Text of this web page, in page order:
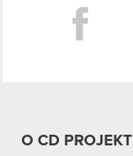
O CD PROJEKT